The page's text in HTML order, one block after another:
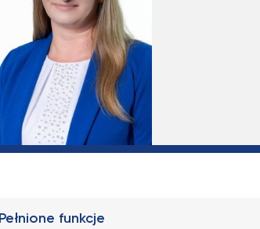
Pełnione funkcje